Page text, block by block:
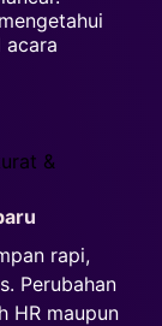
acara
rapi,
Perubahan
HR maupun